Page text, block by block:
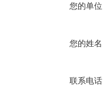
您的单位
您的姓名
联系电话